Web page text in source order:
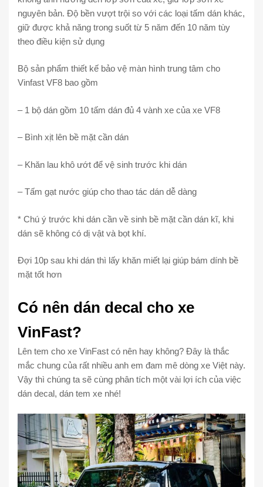
nguyên bản. Độ bền vượt trội so với các loại tấm dán khác,
giữ được khả năng trong suốt từ 5 năm đến 10 năm tùy
theo điều kiện sử dụng
Bộ sản phẩm thiết kế bảo vệ màn hình trung tâm cho
Vinfast VF8 bao gồm
– 1 bộ dán gồm 10 tấm dán đủ 4 vành xe của xe VF8
– Bình xịt lên bề mặt cần dán
– Khăn lau khô ướt để vệ sinh trước khi dán
– Tấm gạt nước giúp cho thao tác dán dễ dàng
* Chú ý trước khi dán cần về sinh bề mặt cần dán kĩ, khi
dán sẽ không có dị vật và bọt khí.
Đợi 10p sau khi dán thì lấy khăn miết lại giúp bám dính bề
mặt tốt hơn
Có nên dán decal cho xe
VinFast?
Lên tem cho xe VinFast có nên hay không? Đây là thắc
mắc chung của rất nhiều anh em đam mê dòng xe Việt này.
Vậy thì chúng ta sẽ cùng phân tích một vài lợi ích của việc
dán decal, dán tem xe nhé!